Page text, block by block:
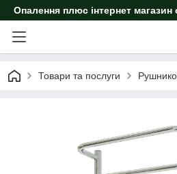
Опалення плюс інтернет магазин
Товари та послуги